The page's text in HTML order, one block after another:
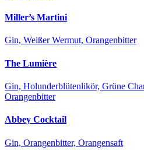
Miller’s Martini
Gin, Weißer Wermut, Orangenbitter
The Lumière
Gin, Holunderblütenlikör, Grüne
Orangenbitter
Abbey Cocktail
Gin, Orangenbitter, Orangensaft